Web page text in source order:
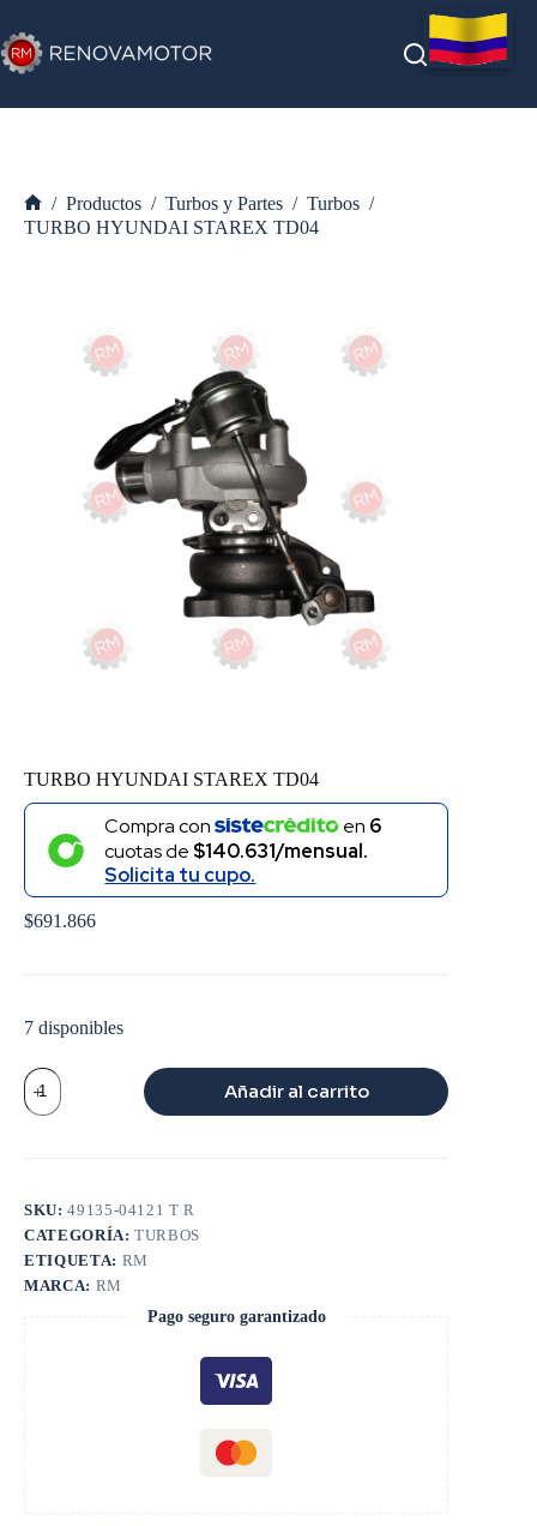
al
contenido
Inicio
/ Productos / Turbos y Partes / Turbos /
TURBO HYUNDAI STAREX TD04
TURBO HYUNDAI STAREX TD04
Compra con en 6
cuotas de $140.631/mensual.
Solicita tu cupo.
$691.866
7 disponibles
TURBO
HYUNDAI
STAREX
Añadir al carrito
SKU:49135-04121 T R
CATEGORÍA:TURBOS
ETIQUETA: RM
MARCA: RM
Pago seguro garantizado